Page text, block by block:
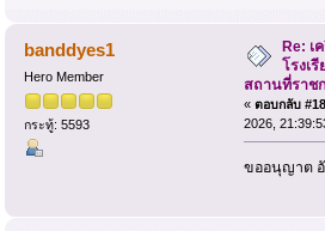
banddyes1
Hero Member
กระทู้: 5593
Re: เ
โรงเ
สถานที่ราช
« ตอบกลับ
2026,
ขออนุญาต